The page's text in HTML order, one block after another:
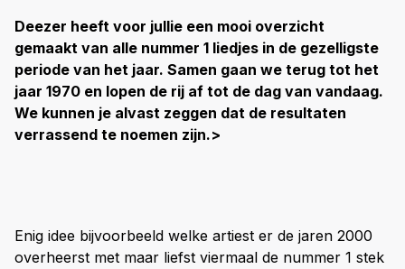
Deezer heeft voor jullie een mooi overzicht
gemaakt van alle nummer 1 liedjes in de gezelligste
periode van het jaar. Samen gaan we terug tot het
jaar 1970 en lopen de rij af tot de dag van vandaag.
We kunnen je alvast zeggen dat de resultaten
verrassend te noemen zijn.>
Enig idee bijvoorbeeld welke artiest er de jaren 2000
overheerst met maar liefst viermaal de nummer 1 stek